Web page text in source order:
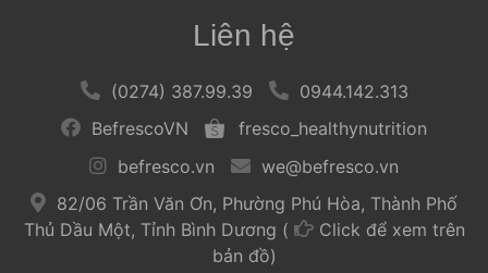
Liên hệ
(0274) 387.99.39
0944.142.313
BefrescoVN
fresco_healthynutrition
befresco.vn
we@befresco.vn
82/06 Trần Văn Ơn, Phường Phú Hòa, Thành Phố
Thủ Dầu Một, Tỉnh Bình Dương (
Click để xem trên
bản đồ)